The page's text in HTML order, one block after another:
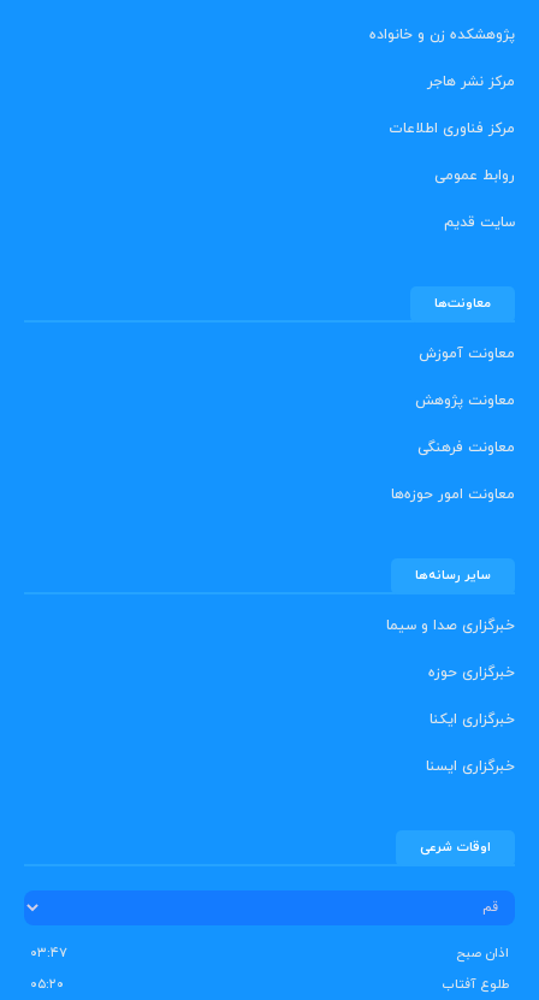
پژوهشکده زن و خانواده
مرکز نشر هاجر
مرکز فناوری اطلاعات
روابط عمومی
سایت قدیم
معاونت‌ها
معاونت آموزش
معاونت پژوهش
معاونت فرهنگی
معاونت امور حوزه‌ها
سایر رسانه‌ها
خبرگزاری صدا و سیما
خبرگزاری حوزه
خبرگزاری ایکنا
خبرگزاری ایسنا
اوقات شرعی
اذان صبح
۰۳:۴۷
طلوع آفتاب
۰۵:۲۰